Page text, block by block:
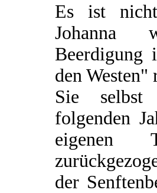
Es ist
Johanna
Beerdigung
den Westen"
Sie selbst
folgenden
eigenen
der